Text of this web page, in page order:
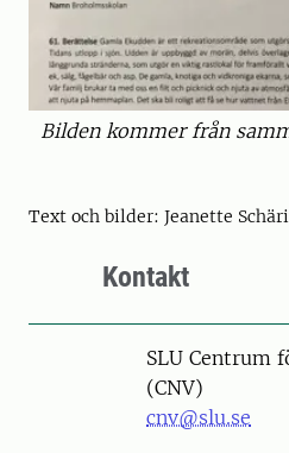
Bilden kommer från
Text och bilder: Jeanette
Kontakt
SLU Centrum
(CNV)
cnv@slu.se